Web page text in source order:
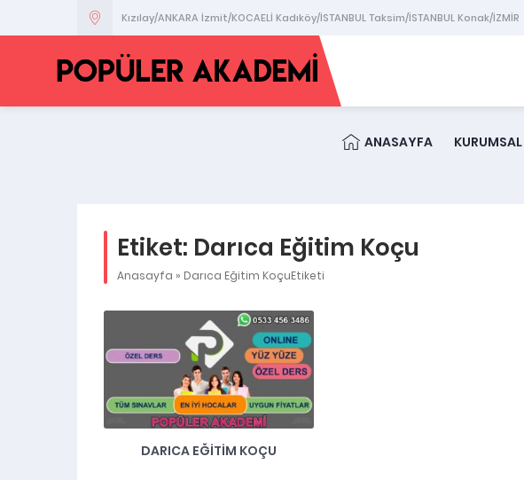
Kızılay/ANKARA İzmit/KOCAELİ Kadıköy/İSTANBUL Taksim/İSTANBUL Konak/İZMİR
ANASAYFA KURUMSAL
Etiket: Darıca Eğitim Koçu
Anasayfa » Darıca Eğitim KoçuEtiketi
DARICA EĞITIM KOÇU